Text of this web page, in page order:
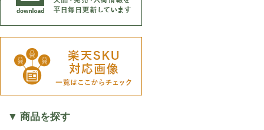
▼ 商品を探す